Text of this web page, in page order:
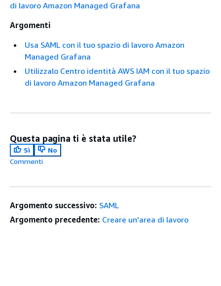
di lavoro Amazon Managed Grafana
Argomenti
Usa SAML con il tuo spazio di lavoro Amazon
Managed Grafana
Utilizzalo Centro identità AWS IAM con il tuo spazio
di lavoro Amazon Managed Grafana
Questa pagina ti è stata utile?
Sì
No
Commenti
Argomento successivo: SAML
Argomento precedente: Creare un'area di lavoro